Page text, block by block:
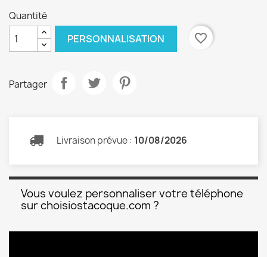
Quantité
PERSONNALISATION favorite_border
Partager
Livraison prévue : 10/08/2026
Vous voulez personnaliser votre téléphone
sur choisiostacoque.com ?